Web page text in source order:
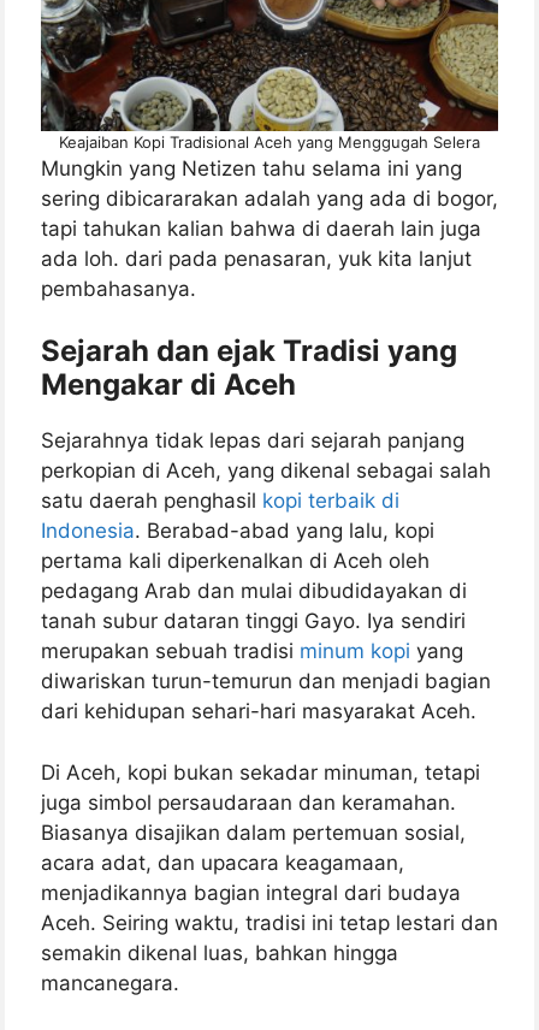
Keajaiban Kopi Tradisional Aceh yang Menggugah Selera
Mungkin yang Netizen tahu selama ini yang
sering dibicararakan adalah yang ada di bogor,
tapi tahukan kalian bahwa di daerah lain juga
ada loh. dari pada penasaran, yuk kita lanjut
pembahasanya.
Sejarah dan ejak Tradisi yang
Mengakar di Aceh
Sejarahnya tidak lepas dari sejarah panjang
perkopian di Aceh, yang dikenal sebagai salah
satu daerah penghasil kopi terbaik di
Indonesia. Berabad-abad yang lalu, kopi
pertama kali diperkenalkan di Aceh oleh
pedagang Arab dan mulai dibudidayakan di
tanah subur dataran tinggi Gayo. Iya sendiri
merupakan sebuah tradisi minum kopi yang
diwariskan turun-temurun dan menjadi bagian
dari kehidupan sehari-hari masyarakat Aceh.
Di Aceh, kopi bukan sekadar minuman, tetapi
juga simbol persaudaraan dan keramahan.
Biasanya disajikan dalam pertemuan sosial,
acara adat, dan upacara keagamaan,
menjadikannya bagian integral dari budaya
Aceh. Seiring waktu, tradisi ini tetap lestari dan
semakin dikenal luas, bahkan hingga
mancanegara.